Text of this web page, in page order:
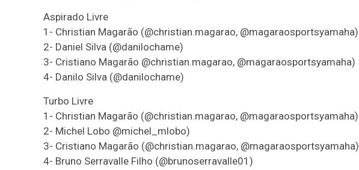
Aspirado Livre
1- Christian Magarão (@christian.magarao, @magaraosportsyamaha)
2- Daniel Silva (@danilochame)
3- Cristiano Magarão @christian.magarao, @magaraosportsyamaha)
4- Danilo Silva (@danilochame)
Turbo Livre
1- Christian Magarão (@christian.magarao, @magaraosportsyamaha)
2- Michel Lobo @michel_mlobo)
3- Cristiano Magarão (@christian.magarao, @magaraosportsyamaha)
4- Bruno Serravalle Filho (@brunoserravalle01)